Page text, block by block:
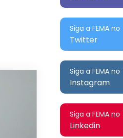
Siga a FEMA no
Twitter
Siga a FEMA no
Instagram
Siga a FEMA no
Linkedin